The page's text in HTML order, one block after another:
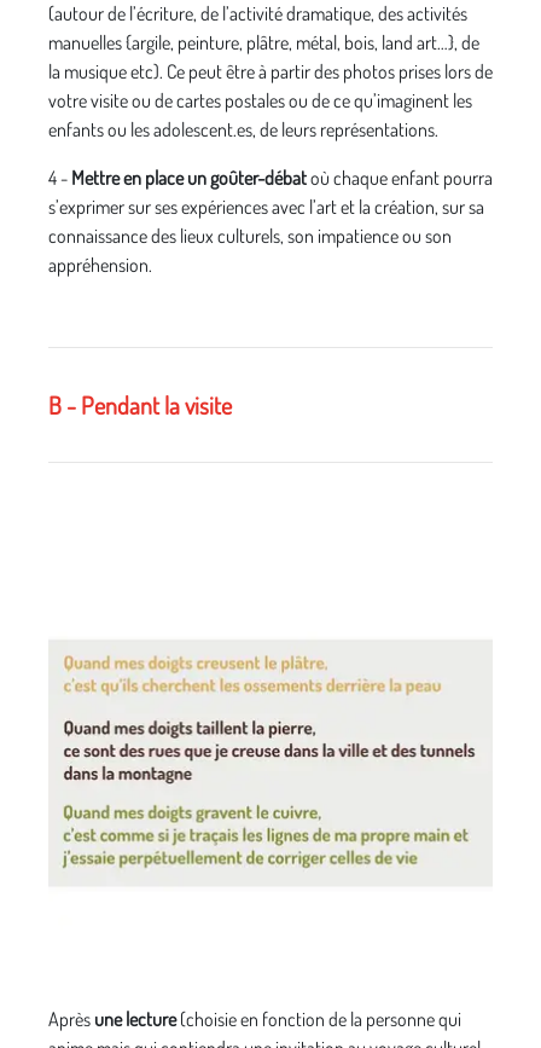
(autour de l’écriture, de l’activité dramatique, des activités
manuelles {argile, peinture, plâtre, métal, bois, land art…}, de
la musique etc). Ce peut être à partir des photos prises lors de
votre visite ou de cartes postales ou de ce qu’imaginent les
enfants ou les adolescent.es, de leurs représentations.
4 - Mettre en place un goûter-débatoù chaque enfant pourra
s’exprimer sur ses expériences avec l’art et la création, sur sa
connaissance des lieux culturels, son impatience ou son
appréhension.
B - Pendant la visite
Après une lecture(choisie en fonction de la personne qui